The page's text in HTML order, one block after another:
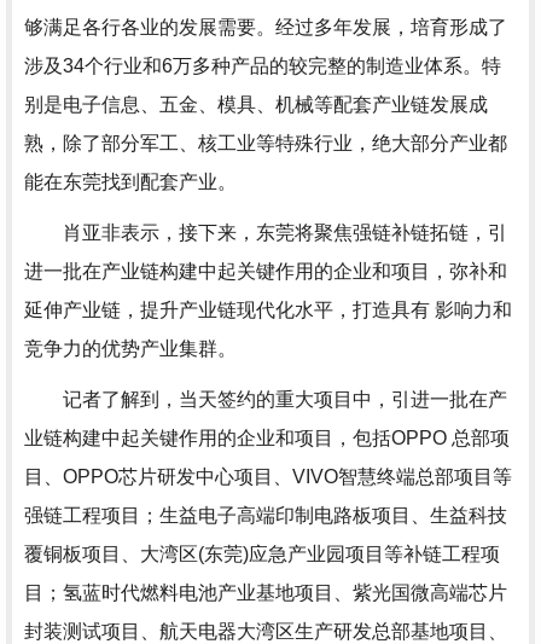
够满足各行各业的发展需要。经过多年发展，培育形成了
涉及34个行业和6万多种产品的较完整的制造业体系。特
别是电子信息、五金、模具、机械等配套产业链发展成
熟，除了部分军工、核工业等特殊行业，绝大部分产业都
能在东莞找到配套产业。
肖亚非表示，接下来，东莞将聚焦强链补链拓链，引
进一批在产业链构建中起关键作用的企业和项目，弥补和
延伸产业链，提升产业链现代化水平，打造具有 影响力和
竞争力的优势产业集群。
记者了解到，当天签约的重大项目中，引进一批在产
业链构建中起关键作用的企业和项目，包括OPPO 总部项
目、OPPO芯片研发中心项目、VIVO智慧终端总部项目等
强链工程项目；生益电子高端印制电路板项目、生益科技
覆铜板项目、大湾区(东莞)应急产业园项目等补链工程项
目；氢蓝时代燃料电池产业基地项目、紫光国微高端芯片
封装测试项目、航天电器大湾区生产研发总部基地项目、